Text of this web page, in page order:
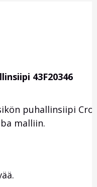
43F20346
puhallinsiipi
malliin.